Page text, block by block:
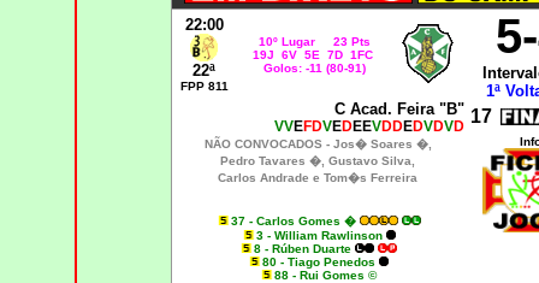
22:00
22ª
FPP 811
10º Lugar 23 Pts
19J 6V 5E 7D 1FC
Golos: -11 (80-91)
5
1ª
C Acad. Feira "B"
VVEFDVEDEEVDDEDVDVD 17
NÃO CONVOCADOS - Jos� Soares �,
Pedro Tavares �, Gustavo Silva,
Carlos Andrade e Tom�s Ferreira
37 - Carlos Gomes �
3 - William Rawlinson
8 - Rúben Duarte
80 - Tiago Penedos
88 - Rui Gomes ©